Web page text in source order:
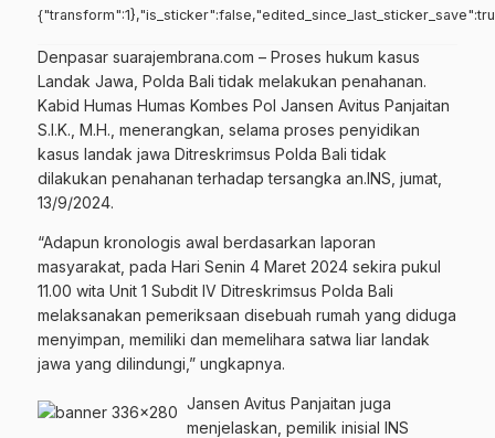
Denpasar suarajembrana.com – Proses hukum kasus
Landak Jawa, Polda Bali tidak melakukan penahanan.
Kabid Humas Humas Kombes Pol Jansen Avitus Panjaitan
S.I.K., M.H., menerangkan, selama proses penyidikan
kasus landak jawa Ditreskrimsus Polda Bali tidak
dilakukan penahanan terhadap tersangka an.INS, jumat,
13/9/2024.
“Adapun kronologis awal berdasarkan laporan
masyarakat, pada Hari Senin 4 Maret 2024 sekira pukul
11.00 wita Unit 1 Subdit IV Ditreskrimsus Polda Bali
melaksanakan pemeriksaan disebuah rumah yang diduga
menyimpan, memiliki dan memelihara satwa liar landak
jawa yang dilindungi,” ungkapnya.
Jansen Avitus Panjaitan juga
menjelaskan, pemilik inisial INS